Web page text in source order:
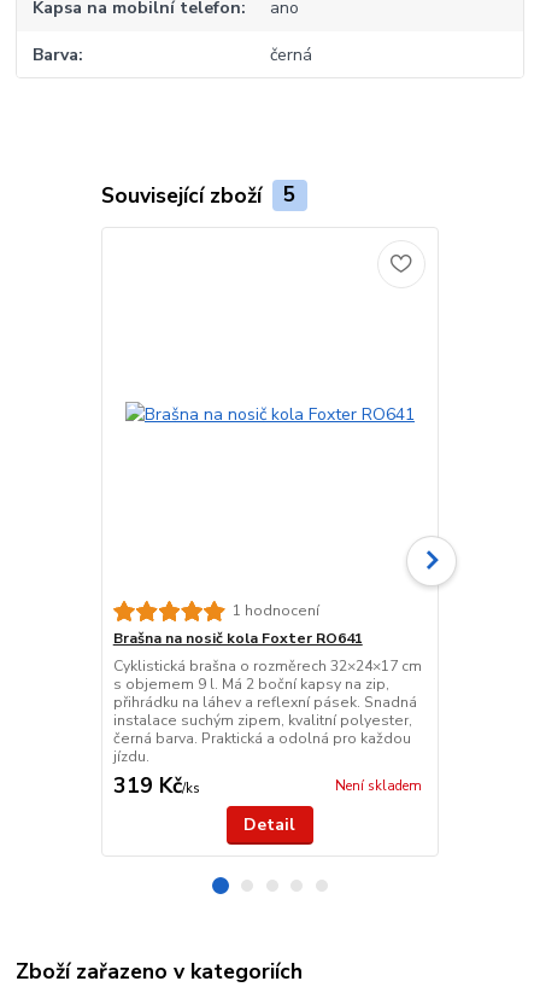
Kapsa na mobilní telefon ano
Barva černá
Související zboží 5
1 hodnocení
Brašna na nosič kola Foxter RO641
Cyklistická brašna o rozměrech 32×24×17 cm
s objemem 9 l. Má 2 boční kapsy na zip,
přihrádku na láhev a reflexní pásek. Snadná
instalace suchým zipem, kvalitní polyester,
černá barva. Praktická a odolná pro každou
jízdu.
319 Kč/ks Není skladem
Detail
Zboží zařazeno v kategoriích